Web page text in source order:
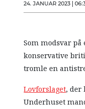
24. JANUAR 2023 |
Som modsvar
konservative
tromle en
Lovforslaget, der
Underhuset